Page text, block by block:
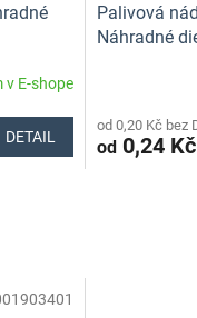
v E-shope
DETAIL
Palivová
Náhradné
od 0,20 Kč bez
od0,24 Kč